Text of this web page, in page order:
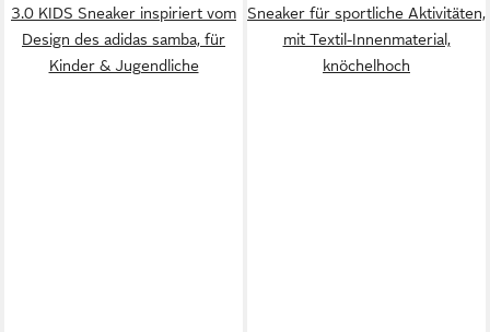
3.0 KIDS Sneaker inspiriert vom
Design des adidas samba, für
Kinder & Jugendliche
Sneaker für sportliche Aktivitäten,
mit Textil-Innenmaterial,
knöchelhoch